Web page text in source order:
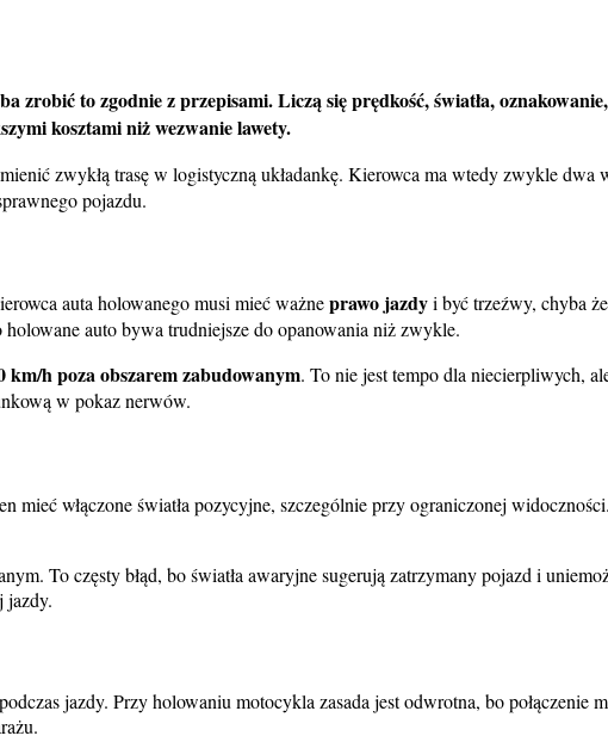
to zgodnie z przepisami. Liczą się prędkość, światła, oznakowanie,
kosztami niż wezwanie lawety.
zwykłą trasę w logistyczną układankę. Kierowca ma wtedy zwykle
pojazdu.
auta holowanego musi mieć ważneprawo jazdyi być trzeźwy, chyba
auto bywa trudniejsze do opanowania niż zwykle.
km/h poza obszarem zabudowanym. To nie jest tempo dla niecierpliwych,
w pokaz nerwów.
mieć włączone światła pozycyjne, szczególnie przy ograniczonej
To częsty błąd, bo światła awaryjne sugerują zatrzymany pojazd i
jazdy.
jazdy. Przy holowaniu motocykla zasada jest odwrotna, bo połączenie